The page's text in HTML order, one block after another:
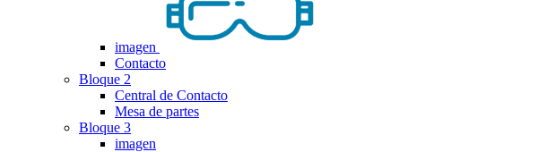
imagen
Contacto
Bloque 2
Central de Contacto
Mesa de partes
Bloque 3
imagen